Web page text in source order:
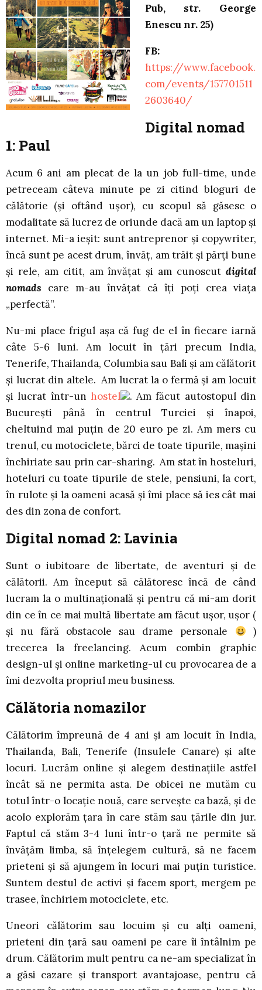
Pub, str. George
Enescu nr. 25)
FB:
https://www.facebook.
com/events/157701511
2603640/
Digital nomad
1: Paul
Acum 6 ani am plecat de la un job full-time, unde
petreceam câteva minute pe zi citind bloguri de
călătorie (și oftând ușor), cu scopul să găsesc o
modalitate să lucrez de oriunde dacă am un laptop și
internet. Mi-a ieșit: sunt antreprenor şi copywriter,
încă sunt pe acest drum, învăț, am trăit și părți bune
și rele, am citit, am învățat şi am cunoscut digital
nomads care m-au învăţat că îţi poţi crea viaţa
„perfectă”.
Nu-mi place frigul aşa că fug de el în fiecare iarnă
câte 5-6 luni. Am locuit în ţări precum India,
Tenerife, Thailanda, Columbia sau Bali şi am călătorit
şi lucrat din altele. Am lucrat la o fermă şi am locuit
şi lucrat într-un hostel
. Am făcut autostopul din
Bucureşti până în centrul Turciei şi înapoi,
cheltuind mai puţin de 20 euro pe zi. Am mers cu
trenul, cu motociclete, bărci de toate tipurile, maşini
închiriate sau prin car-sharing. Am stat în hosteluri,
hoteluri cu toate tipurile de stele, pensiuni, la cort,
în rulote şi la oameni acasă şi îmi place să ies cât mai
des din zona de confort.
Digital nomad 2: Lavinia
Sunt o iubitoare de libertate, de aventuri și de
călătorii. Am început să călătoresc încă de când
lucram la o multinațională și pentru că mi-am dorit
din ce în ce mai multă libertate am făcut ușor, ușor (
și nu fără obstacole sau drame personale
)
trecerea la freelancing. Acum combin graphic
design-ul și online marketing-ul cu provocarea de a
îmi dezvolta propriul meu business.
Călătoria nomazilor
Călătorim împreună de 4 ani și am locuit în India,
Thailanda, Bali, Tenerife (Insulele Canare) și alte
locuri. Lucrăm online și alegem destinațiile astfel
încât să ne permita asta. De obicei ne mutăm cu
totul într-o locație nouă, care servește ca bază, și de
acolo explorăm țara în care stăm sau țările din jur.
Faptul că stăm 3-4 luni într-o țară ne permite să
învățăm limba, să înțelegem cultură, să ne facem
prieteni și să ajungem în locuri mai puțin turistice.
Suntem destul de activi și facem sport, mergem pe
trasee, închiriem motociclete, etc.
Uneori călătorim sau locuim și cu alți oameni,
prieteni din țară sau oameni pe care îi întâlnim pe
drum. Călătorim mult pentru ca ne-am specializat în
a găsi cazare și transport avantajoase, pentru că